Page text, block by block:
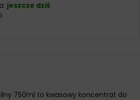
jeszcze dziś
750ml to kwasowy koncentrat do